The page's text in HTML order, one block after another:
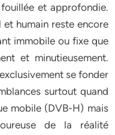
et approfondie.
et humain reste encore
immobile ou fixe que
et minutieusement.
se fonder
surtout quand
mobile (DVB-H) mais
de la réalité